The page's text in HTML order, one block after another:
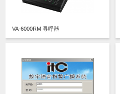
VA-6000RM 寻呼器